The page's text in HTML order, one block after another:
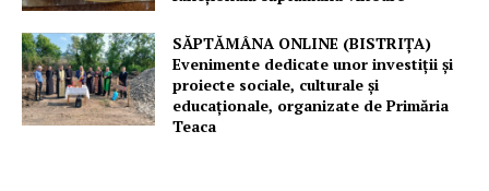
SĂPTĂMÂNA ONLINE (BISTRIȚA)
Evenimente dedicate unor investiții și
proiecte sociale, culturale și
educaționale, organizate de Primăria
Teaca